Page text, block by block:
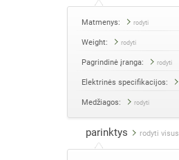
Matmenys: rodyti
Weight: rodyti
Pagrindinė įranga: rodyti
Elektrinės specifikacijos:
Medžiagos: rodyti
parinktys rodyti visus